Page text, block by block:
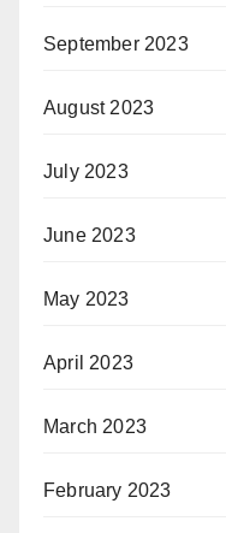
September 2023
August 2023
July 2023
June 2023
May 2023
April 2023
March 2023
February 2023